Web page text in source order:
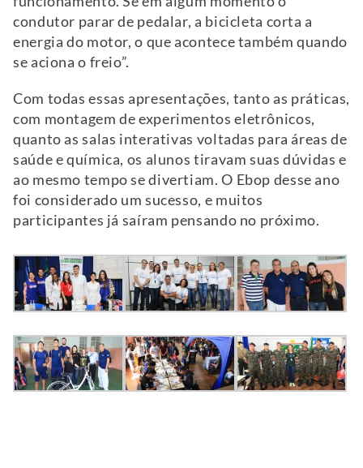
condutor parar de pedalar, a bicicleta corta a
energia do motor, o que acontece também quando
se aciona o freio”.
Com todas essas apresentações, tanto as práticas,
com montagem de experimentos eletrônicos,
quanto as salas interativas voltadas para áreas de
saúde e química, os alunos tiravam suas dúvidas e
ao mesmo tempo se divertiam. O Ebop desse ano
foi considerado um sucesso, e muitos
participantes já saíram pensando no próximo.